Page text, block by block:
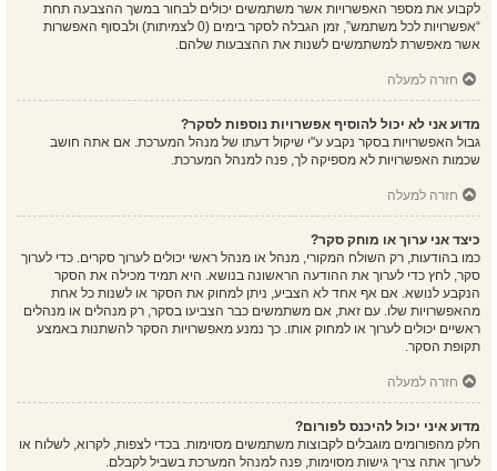
לקבוע את מספר האפשרויות אשר משתמשים יכולים לבחור במשך ההצבעה תחת
“אפשרויות לכל משתמש”, זמן הגבלה לסקר בימים (0 לצמיתות) ולבסוף האפשרות
אשר מאפשרת למשתמשים לשנות את ההצבעות שלהם.
חזרה למעלה
מדוע אני לא יכול להוסיף אפשרויות נוספות לסקר?
גבול האפשרויות בסקר נקבע ע"י שיקול דעתו של מנהל המערכת. אם אתה חושב
שכמות האפשרויות לא מספיקה לך, פנה למנהל המערכת.
חזרה למעלה
כיצד אני ערוך או מוחק סקר?
כמו בהודעות, רק השולח המקורי, מנהל או מנהל ראשי יכולים לערוך סקרים. כדי לערוך
סקר, לחץ כדי לערוך את ההודעה הראשונה בנושא. היא תמיד מכילה את הסקר
הנקבע לנושא. אם אף אחד לא הצביע, ניתן למחוק את הסקר או לשנות כל אחת
מהאפשרויות שלו. עם זאת, אם משתמשים כבר הצביעו בסקר, רק מנהלים או מנהלים
ראשיים יכולים לערוך או למחוק אותו. כך נמנע מאפשרויות הסקר להשתנות באמצע
תקופת הסקר.
חזרה למעלה
מדוע איני יכול להיכנס לפורום?
חלק מהפורומים מוגבלים לקבוצות משתמשים מסוימות. בכדי לצפות, לקרוא, לשלוח או
לערוך אתה צריך גישות מסוימות, פנה למנהל המערכת בשביל לקבלם.